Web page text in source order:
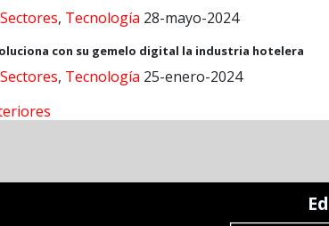
Sectores, Tecnología 28-mayo-2024
con su gemelo digital la industria hotelera
Sectores, Tecnología 25-enero-2024